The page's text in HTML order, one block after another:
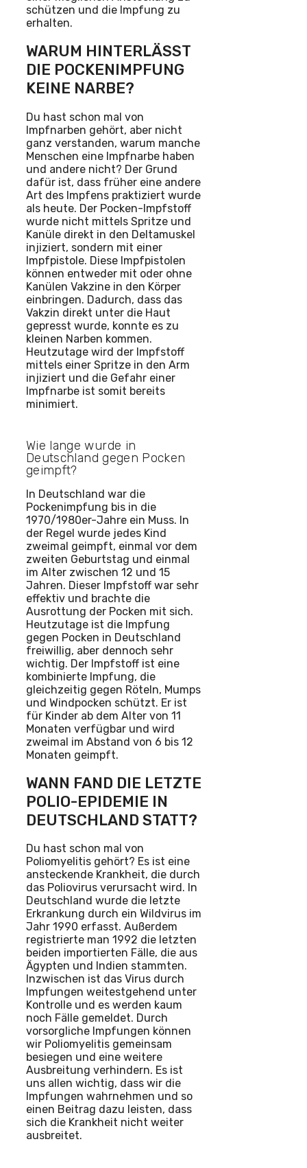
schützen und die Impfung zu
erhalten.
WARUM HINTERLÄSST
DIE POCKENIMPFUNG
KEINE NARBE?
Du hast schon mal von
Impfnarben gehört, aber nicht
ganz verstanden, warum manche
Menschen eine Impfnarbe haben
und andere nicht? Der Grund
dafür ist, dass früher eine andere
Art des Impfens praktiziert wurde
als heute. Der Pocken-Impfstoff
wurde nicht mittels Spritze und
Kanüle direkt in den Deltamuskel
injiziert, sondern mit einer
Impfpistole. Diese Impfpistolen
können entweder mit oder ohne
Kanülen Vakzine in den Körper
einbringen. Dadurch, dass das
Vakzin direkt unter die Haut
gepresst wurde, konnte es zu
kleinen Narben kommen.
Heutzutage wird der Impfstoff
mittels einer Spritze in den Arm
injiziert und die Gefahr einer
Impfnarbe ist somit bereits
minimiert.
Wie lange wurde in
Deutschland gegen Pocken
geimpft?
In Deutschland war die
Pockenimpfung bis in die
1970/1980er-Jahre ein Muss. In
der Regel wurde jedes Kind
zweimal geimpft, einmal vor dem
zweiten Geburtstag und einmal
im Alter zwischen 12 und 15
Jahren. Dieser Impfstoff war sehr
effektiv und brachte die
Ausrottung der Pocken mit sich.
Heutzutage ist die Impfung
gegen Pocken in Deutschland
freiwillig, aber dennoch sehr
wichtig. Der Impfstoff ist eine
kombinierte Impfung, die
gleichzeitig gegen Röteln, Mumps
und Windpocken schützt. Er ist
für Kinder ab dem Alter von 11
Monaten verfügbar und wird
zweimal im Abstand von 6 bis 12
Monaten geimpft.
WANN FAND DIE LETZTE
POLIO-EPIDEMIE IN
DEUTSCHLAND STATT?
Du hast schon mal von
Poliomyelitis gehört? Es ist eine
ansteckende Krankheit, die durch
das Poliovirus verursacht wird. In
Deutschland wurde die letzte
Erkrankung durch ein Wildvirus im
Jahr 1990 erfasst. Außerdem
registrierte man 1992 die letzten
beiden importierten Fälle, die aus
Ägypten und Indien stammten.
Inzwischen ist das Virus durch
Impfungen weitestgehend unter
Kontrolle und es werden kaum
noch Fälle gemeldet. Durch
vorsorgliche Impfungen können
wir Poliomyelitis gemeinsam
besiegen und eine weitere
Ausbreitung verhindern. Es ist
uns allen wichtig, dass wir die
Impfungen wahrnehmen und so
einen Beitrag dazu leisten, dass
sich die Krankheit nicht weiter
ausbreitet.